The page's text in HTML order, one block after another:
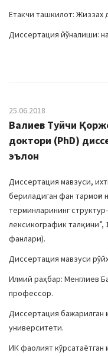
Етакчи ташкилот: Жиззах
Диссертация йўналиши:
25.06.2018
Валиев Туйчи
доктори (PhD)
эълон
Диссертация мавзуси,
бериладиган фан тармоғи
терминларининг
лексикографик талқини”,
фанлари).
Диссертация мавзуси
Илмий раҳбар: Менглиев
профессор.
Диссертация бажарилган
университети.
ИК фаолият кўрсатаётган